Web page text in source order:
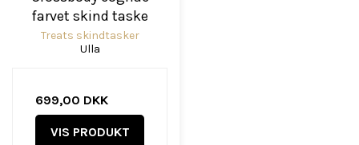
farvet skind taske
Treats skindtasker
Ulla
699,00 DKK
VIS PRODUKT